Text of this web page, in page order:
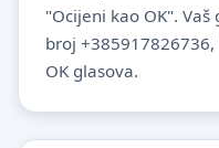
"Ocijeni kao OK".
broj
OK glasova.